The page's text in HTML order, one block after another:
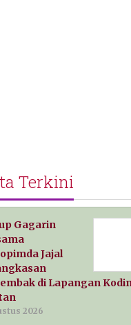
Terkini
Gagarin
Jajal
di Lapangan
2026